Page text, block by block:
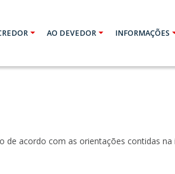
AO DEVEDOR INFORMAÇÕES
acordo com as orientações contidas